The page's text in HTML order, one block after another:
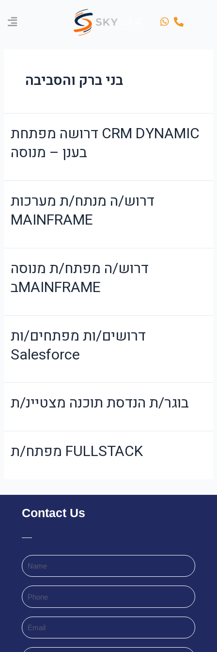
content
בני ברק והסביבה
דרושה מפתחת CRM DYNAMIC
בענן – מנוסה
דרוש/ה מנתח/ת מערכות
MAINFRAME
דרוש/ה מפתח/ת מנוסה
בMAINFRAME
דרושים/ות מפתחים/ות
Salesforce
בוגר/ת הנדסת תוכנה מצטיינ/ת
מפתח/ת FULLSTACK
Contact Us
Name
Phone
Email